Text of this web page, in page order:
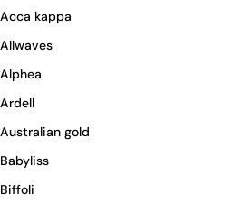
Acca kappa
Allwaves
Alphea
Ardell
Australian gold
Babyliss
Biffoli